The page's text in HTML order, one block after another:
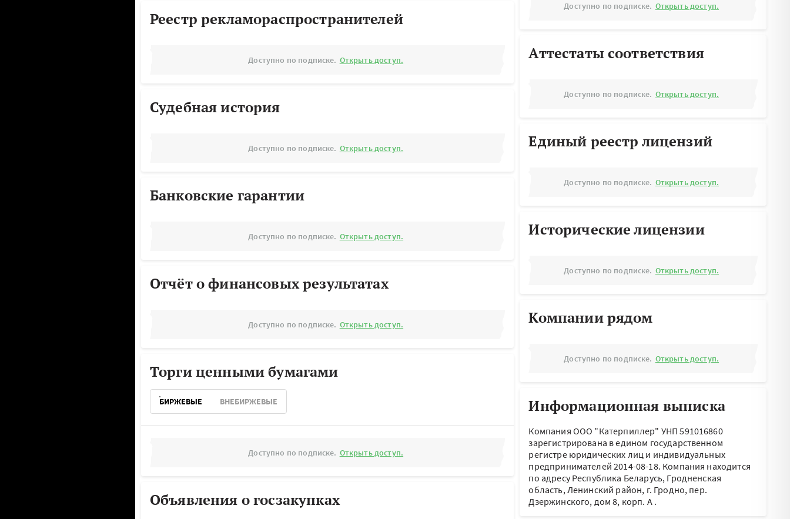
Реестр рекламораспространителей
Доступно по подписке. Открыть доступ.
Судебная история
Доступно по подписке. Открыть доступ.
Банковские гарантии
Доступно по подписке. Открыть доступ.
Отчёт о финансовых результатах
Доступно по подписке. Открыть доступ.
Торги ценными бумагами
БИРЖЕВЫЕ ВНЕБИРЖЕВЫЕ
Доступно по подписке. Открыть доступ.
Объявления о госзакупках
Доступно по подписке. Открыть доступ.
Аттестаты соответствия
Доступно по подписке. Открыть доступ.
Единый реестр лицензий
Доступно по подписке. Открыть доступ.
Исторические лицензии
Доступно по подписке. Открыть доступ.
Компании рядом
Доступно по подписке. Открыть доступ.
Информационная выписка
Компания ООО "Катерпиллер" УНП 591016860
зарегистрирована в едином государственном
регистре юридических лиц и индивидуальных
предпринимателей 2014-08-18. Компания находится
по адресуРеспублика Беларусь, Гродненская
область, Ленинский район, г. Гродно, пер.
Дзержинского, дом 8, корп. А.